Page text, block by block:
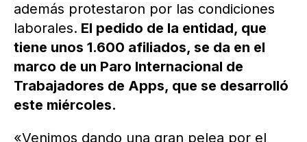
además protestaron por las condiciones
laborales. El pedido de la entidad, que
tiene unos 1.600 afiliados, se da en el
marco de un Paro Internacional de
Trabajadores de Apps, que se desarrolló
este miércoles.
«Venimos dando una gran pelea por el